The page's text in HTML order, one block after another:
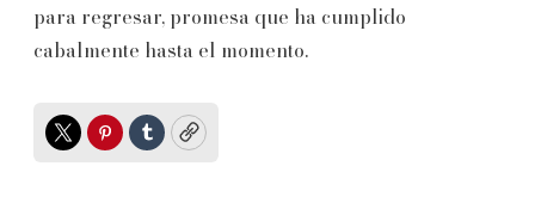
para regresar, promesa que ha cumplido
cabalmente hasta el momento.
TwitterPinterest
TumblrCopy